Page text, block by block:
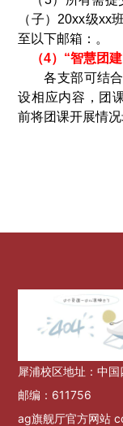
（子） 20xx级xx
至以下邮箱： 。
（4） “智慧团建
各支部可结
设相应内容，团
前将团课开展情
犀浦校区地址：中
邮编：611756
ag旗舰厅官方网站